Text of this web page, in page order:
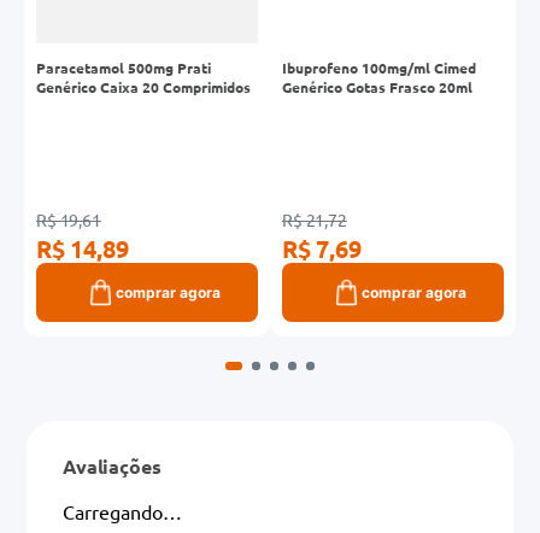
Paracetamol 500mg Prati
Genérico Caixa 20 Comprimidos
R$ 19,61
R$ 14,89
comprar agora
Ibuprofeno 100mg/ml Cimed
Genérico Gotas Frasco 20ml
R$ 21,72
R$ 7,69
comprar agora
Avaliações
Carregando…